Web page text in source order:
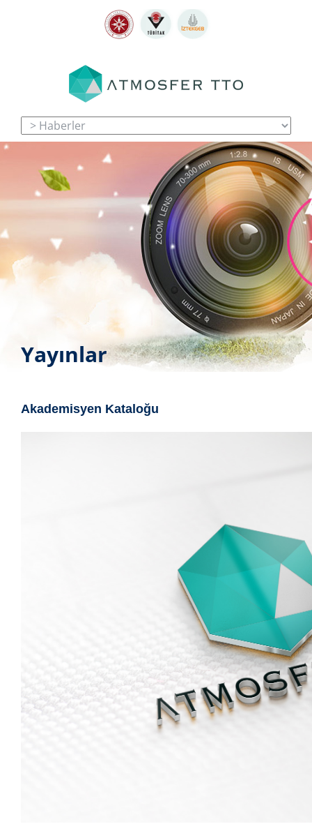
Yayınlar
Akademisyen Kataloğu